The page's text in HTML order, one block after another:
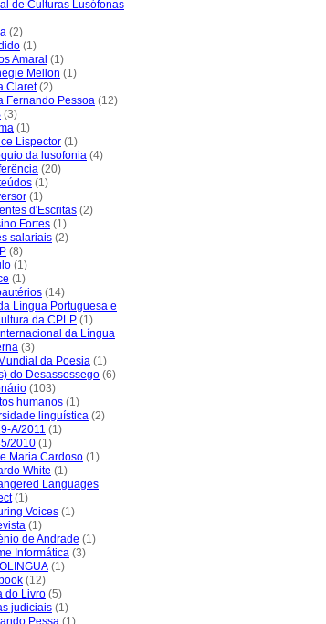
de Culturas Lusófonas
(2)
(1)
Amaral (1)
Mellon (1)
Claret (2)
Fernando Pessoa (12)
(3)
(1)
Lispector (1)
da lusofonia (4)
(20)
(1)
(1)
d'Escritas (2)
Fortes (1)
salariais (2)
(8)
(1)
(1)
(14)
Língua Portuguesa e
da CPLP (1)
da Língua
(3)
da Poesia (1)
do Desassossego (6)
(103)
humanos (1)
linguística (2)
A/2011 (1)
2010 (1)
Maria Cardoso (1)
White (1)
Languages
(1)
Voices (1)
(1)
de Andrade (1)
Informática (3)
(1)
(12)
do Livro (5)
judiciais (1)
Pessa (1)
.